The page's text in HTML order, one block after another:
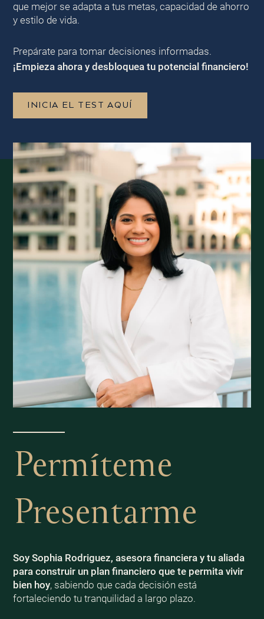
que mejor se adapta a tus metas, capacidad de ahorro
y estilo de vida.
Prepárate para tomar decisiones informadas.
¡Empieza ahora y desbloquea tu potencial financiero!
INICIA EL TEST AQUÍ
Permíteme
Presentarme
Soy Sophia Rodriguez, asesora financiera y tu aliada
para construir un plan financiero que te permita vivir
bien hoy, sabiendo que cada decisión está
fortaleciendo tu tranquilidad a largo plazo.